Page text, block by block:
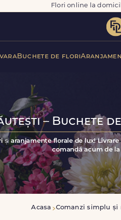
Flori online la
Buchete de flori
– Buchete
și aranjamente florale de lux!
comandă acum de
Acasa Comanzi simplu și